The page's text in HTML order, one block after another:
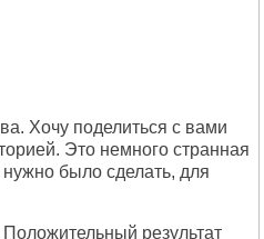
Хочу поделиться с вами
Это немного странная
нужно было сделать, для
результат